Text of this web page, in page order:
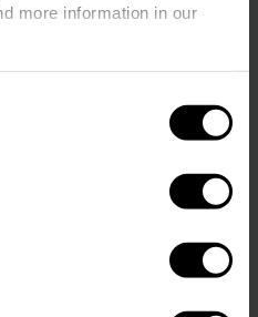
more information in our